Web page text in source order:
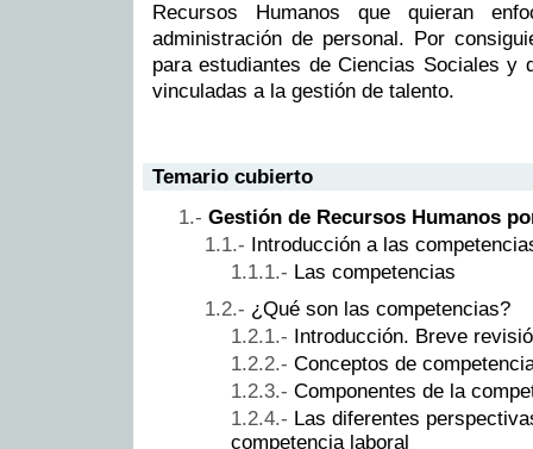
Recursos Humanos que quieran
administración de personal. Por
para estudiantes de Ciencias Sociales y
vinculadas a la gestión de talento.
Temario cubierto
Gestión de Recursos Humanos
Introducción a las
Las competencias
¿Qué son las competencias?
Introducción. Breve
Conceptos de
Componentes de la
Las diferentes
competencia laboral